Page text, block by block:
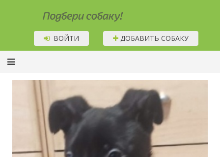
Подбери собаку!
ВОЙТИ ДОБАВИТЬ СОБАКУ